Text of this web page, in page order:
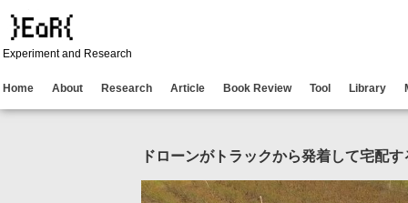
Experiment and Research
Home About Research Article Book Review Tool Library
ドローンがトラックから発着して宅配